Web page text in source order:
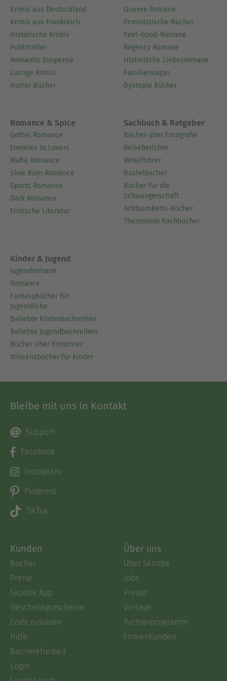
begann sie, Rollenspiele und Fanfiction zu
verfassen, bis sie ihre Leidenschaft für Dark
Romance und Romantasy entdeckte. Mit der
"Satan Skulls"-Reihe feiert sie ihr Debüt und
entführt Leser:innen in gefährliche, fesselnde
Welten.
Krimis aus Deutschland
Krimis aus Frankreich
Historische Krimis
Politthriller
Romantic Suspense
Lustige Krimis
Horror Bücher
Queere Romane
Feministische Bücher
Feel-Good-Romane
Regency Romane
Historische Liebesromane
Familiensagas
Dystopie Bücher
Romance & Spice
Gothic Romance
Enemies to Lovers
Mafia Romance
Slow Burn Romance
Sports Romance
Dark Romance
Erotische Literatur
Sachbuch & Ratgeber
Bücher über Fotografie
Reiseberichte
Reiseführer
Bastelbücher
Bücher für die
Schwangerschaft
Achtsamkeits-Bücher
Thermomix Kochbücher
Kinder & Jugend
Jugendromane
Romance
Fantasybücher für
Jugendliche
Beliebte Kinderbuchreihen
Beliebte Jugendbuchreihen
Bücher über Einhörner
Wissensbücher für Kinder
Bleibe mit uns in Kontakt
Support
Facebook
Instagram
Pinterest
TikTok
Kunden
Bücher
Preise
Skoobe App
Geschenkgutscheine
Code einlösen
Hilfe
Barrierefreiheit
Login
Über uns
Über Skoobe
Jobs
Presse
Verlage
Partnerprogramm
Firmenkunden